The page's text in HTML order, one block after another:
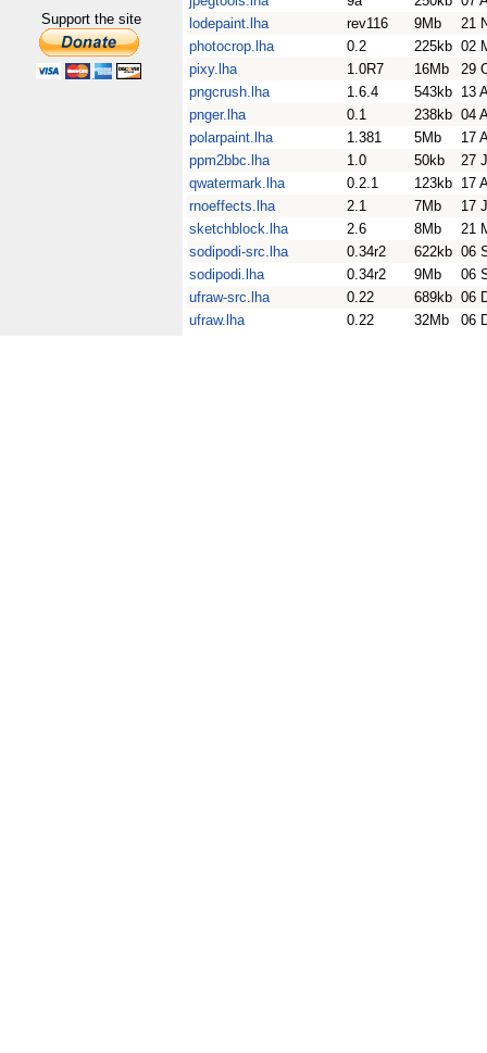
Support the site
lodepaint.lha
rev116 9Mb
21
photocrop.lha
0.2 225kb 02
pixy.lha
1.0R7 16Mb
29
pngcrush.lha
1.6.4 543kb 13
pnger.lha
0.1 238kb 04
polarpaint.lha
1.381 5Mb
17
ppm2bbc.lha
1.0 50kb
27
qwatermark.lha
0.2.1 123kb 17
rnoeffects.lha
2.1 7Mb
17
sketchblock.lha
2.6 8Mb
21
sodipodi-src.lha
0.34r2 622kb 06
sodipodi.lha
0.34r2 9Mb
06
ufraw-src.lha
0.22 689kb 06
ufraw.lha
0.22 32Mb 06